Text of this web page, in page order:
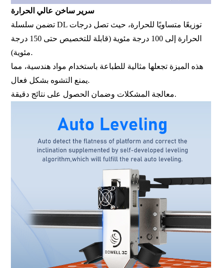
تضمن سلسلة DL توزيعًا متساويًا للحرارة، حيث تصل درجات
الحرارة إلى 100 درجة مئوية (قابلة للتخصيص حتى 150 درجة
مئوية).
هذه الميزة تجعلها مثالية للطباعة باستخدام مواد هندسية، مما
يمنع التشوه بشكل فعال.
معالجة المشكلات وضمان الحصول على نتائج دقيقة.